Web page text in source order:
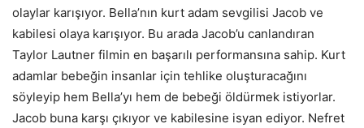
olaylar karışıyor. Bella’nın kurt adam sevgilisi Jacob ve
kabilesi olaya karışıyor. Bu arada Jacob’u canlandıran
Taylor Lautner filmin en başarılı performansına sahip. Kurt
adamlar bebeğin insanlar için tehlike oluşturacağını
söyleyip hem Bella’yı hem de bebeği öldürmek istiyorlar.
Jacob buna karşı çıkıyor ve kabilesine isyan ediyor. Nefret